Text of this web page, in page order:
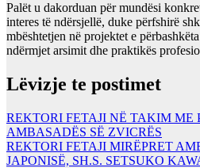
Palët u dakorduan për mundësi
interes të ndërsjellë, duke përfshirë
mbështetjen në projektet e
ndërmjet arsimit dhe praktikës
Lëvizje te postimet
REKTORI FETAJI NË TAKIM ME
AMBASADËS SË ZVICRËS
REKTORI FETAJI MIRËPRET
JAPONISË, SH.S. SETSUKO